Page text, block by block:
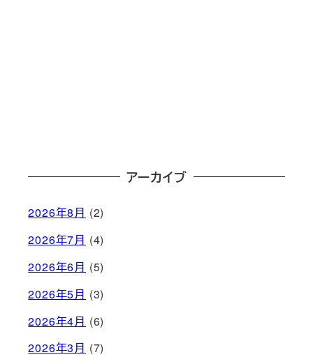
アーカイブ
2026年8月 (2)
2026年7月 (4)
2026年6月 (5)
2026年5月 (3)
2026年4月 (6)
2026年3月 (7)